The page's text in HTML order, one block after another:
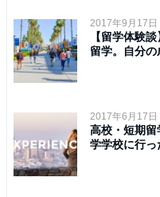
2017年9月17日
【留学体験
留学。自分の
2017年6月17日
高校・短期
学学校に行っ